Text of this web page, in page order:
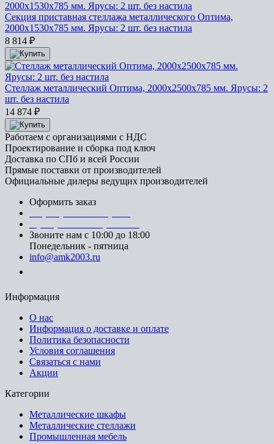
Секция приставная стеллажа металлического Оптима,
2000x1530x785 мм. Ярусы: 2 шт. без настила
8 814 ₽
Стеллаж металлический Оптима, 2000x2500x785 мм. Ярусы: 2
шт. без настила
14 874 ₽
Работаем с организациями с НДС
Проектирование и сборка под ключ
Доставка по СПб и всей России
Прямые поставки от производителей
Официальные дилеры ведущих производителей
Оформить заказ
Звоните нам с 10:00 до 18:00
Понедельник - пятница
info@amk2003.ru
Информация
О нас
Информация о доставке и оплате
Политика безопасности
Условия соглашения
Связаться с нами
Акции
Категории
Металлические шкафы
Металлические стеллажи
Промышленная мебель